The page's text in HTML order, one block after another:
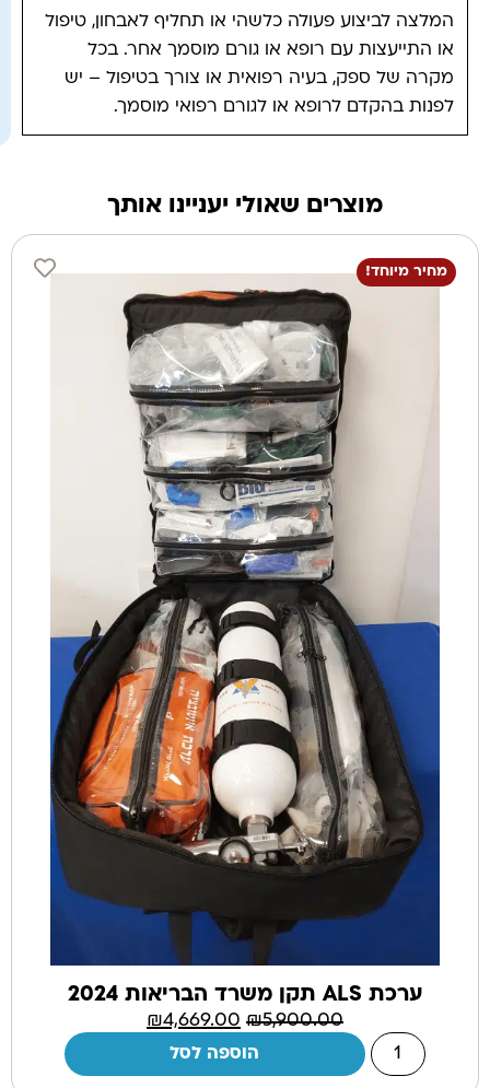
המלצה לביצוע פעולה כלשהי או תחליף לאבחון, טיפול
או התייעצות עם רופא או גורם מוסמך אחר. בכל
מקרה של ספק, בעיה רפואית או צורך בטיפול – יש
לפנות בהקדם לרופא או לגורם רפואי מוסמך.
מוצרים שאולי יעניינו אותך
מחיר מיוחד!
ערכת ALS תקן משרד הבריאות 2024
₪5,900.00
₪4,669.00
הוספה לסל